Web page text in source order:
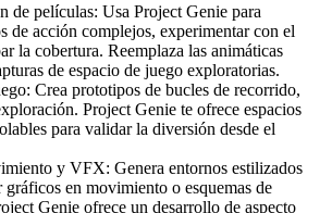
de películas: Usa Project Genie para
de acción complejos, experimentar con el
la cobertura. Reemplaza las animáticas
de espacio de juego exploratorias.
Crea prototipos de bucles de recorrido,
Project Genie te ofrece espacios
para validar la diversión desde el
y VFX: Genera entornos estilizados
gráficos en movimiento o esquemas de
Genie ofrece un desarrollo de aspecto